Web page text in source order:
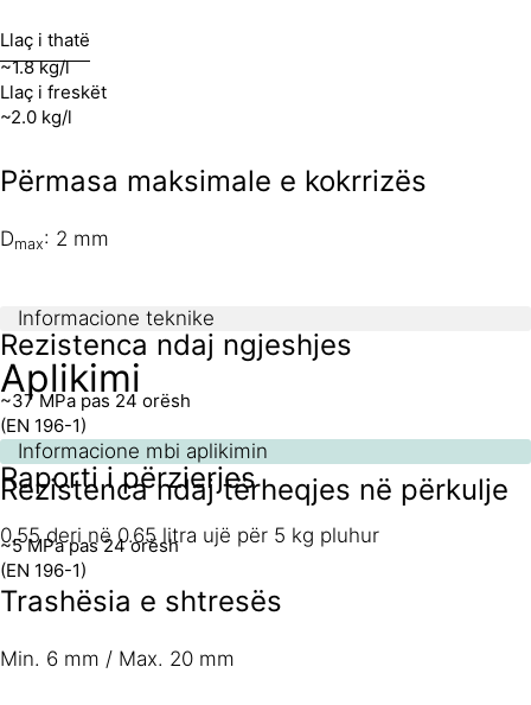
Llaç i thatë
~1.8 kg/l
Llaç i freskët
~2.0 kg/l
Përmasa maksimale e kokrrizës
Dmax: 2 mm
Informacione teknike
Rezistenca ndaj ngjeshjes
~37 MPa pas 24 orësh
(EN 196-1)
Rezistenca ndaj tërheqjes në përkulje
~5 MPa pas 24 orësh
(EN 196-1)
Aplikimi
Informacione mbi aplikimin
Raporti i përzierjes
0.55 deri në 0.65 litra ujë për 5 kg pluhur
Trashësia e shtresës
Min. 6 mm / Max. 20 mm